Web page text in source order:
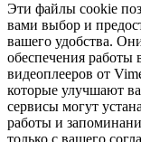
Эти файлы cookie
вами выбор и
вашего удобства.
обеспечения работы
видеоплееров от
которые улучшают
сервисы могут
работы и